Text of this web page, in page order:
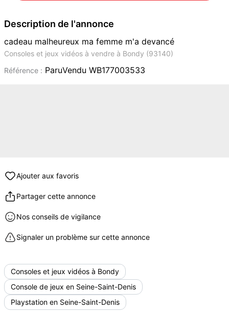
Description de l'annonce
cadeau malheureux ma femme m'a devancé
Consoles et jeux vidéos à vendre à Bondy (93140)
Référence : ParuVendu WB177003533
Ajouter aux favoris
Partager cette annonce
Nos conseils de vigilance
Signaler un problème sur cette annonce
Consoles et jeux vidéos à Bondy
Console de jeux en Seine-Saint-Denis
Playstation en Seine-Saint-Denis